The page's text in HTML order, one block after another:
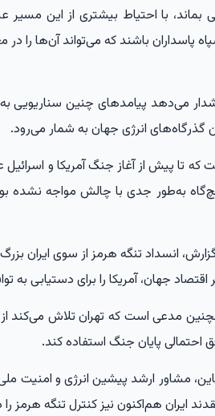
بماند، با احتیاط بیشتری از این مسیر
پاسداران باشند که می‌تواند آن‌ها را
می‌دهد پیامدهای چنین سناریویی
گذرگاه‌های انرژی جهان به شمار می‌رود.
به‌طور جدی با چالش مواجه نشده
انسداد تنگه هرمز از سوی ایران
اقتصاد جهان، آمریکا را برای دستیابی به
مدعی است که تهران تلاش می‌کند از
احتمالی پایان جنگ استفاده کند.
مشاور ارشد پیشین انرژی و امنیت
ایران هم‌اکنون نیز کنترل تنگه هرمز